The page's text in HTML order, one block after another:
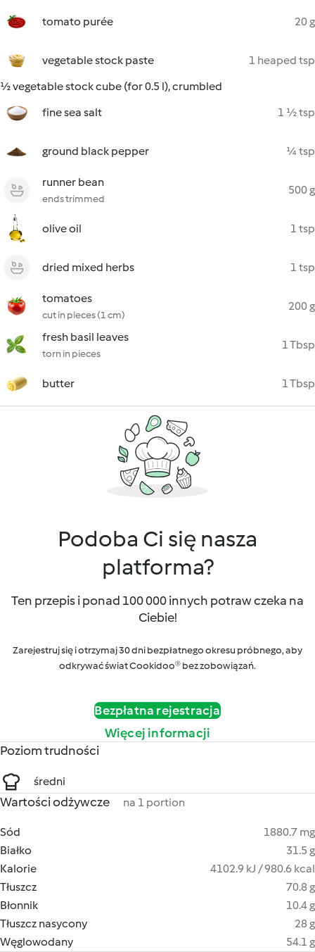
tomato purée 20 g
vegetable stock paste
1 heaped tsp
½ vegetable stock cube (for 0.5 l), crumbled
fine sea salt
1 ½ tsp
ground black pepper ¼ tsp
runner bean
ends trimmed
500 g
olive oil 1 tsp
dried mixed herbs 1 tsp
tomatoes
cut in pieces (1 cm)
200 g
fresh basil leaves
torn in pieces
1 Tbsp
butter 1 Tbsp
Podoba Ci się nasza
platforma?
Ten przepis i ponad 100 000 innych potraw czeka na
Ciebie!
Zarejestruj się i otrzymaj 30 dni bezpłatnego okresu próbnego, aby
odkrywać świat Cookidoo® bez zobowiązań.
Bezpłatna rejestracja
Więcej informacji
Poziom trudności
średni
Wartości odżywcze na 1 portion
Sód
1880.7 mg
Białko
31.5 g
Kalorie
4102.9 kJ / 980.6 kcal
Tłuszcz
70.8 g
Błonnik
10.4 g
Tłuszcz nasycony
28 g
Węglowodany
54.1 g